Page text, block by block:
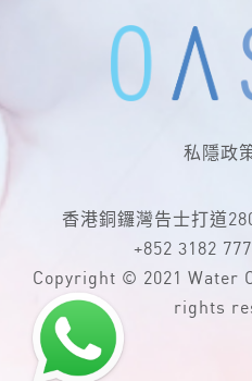
私隱政
香港銅鑼灣告士打道
+852 3182
Copyright © 2021 Water
rights